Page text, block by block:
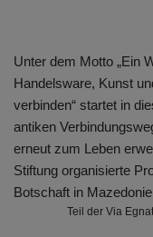
Unter dem Motto „Ein
Handelsware, Kunst
verbinden“ startet in
antiken
erneut zum Leben
Stiftung organisierte
Botschaft in
Teil der Via